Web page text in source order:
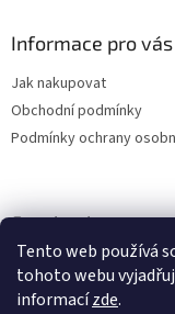
Tento web používá
tohoto webu
informacízde.
Informace pro vás
Jak nakupovat
Obchodní podmínky
Podmínky ochrany
Facebook